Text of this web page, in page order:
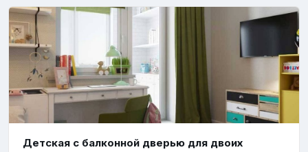
Детская с балконной дверью для двоих